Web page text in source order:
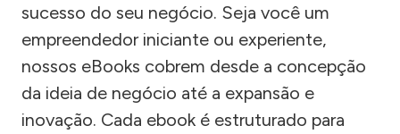
sucesso do seu negócio. Seja você um
empreendedor iniciante ou experiente,
nossos eBooks cobrem desde a concepção
da ideia de negócio até a expansão e
inovação. Cada ebook é estruturado para